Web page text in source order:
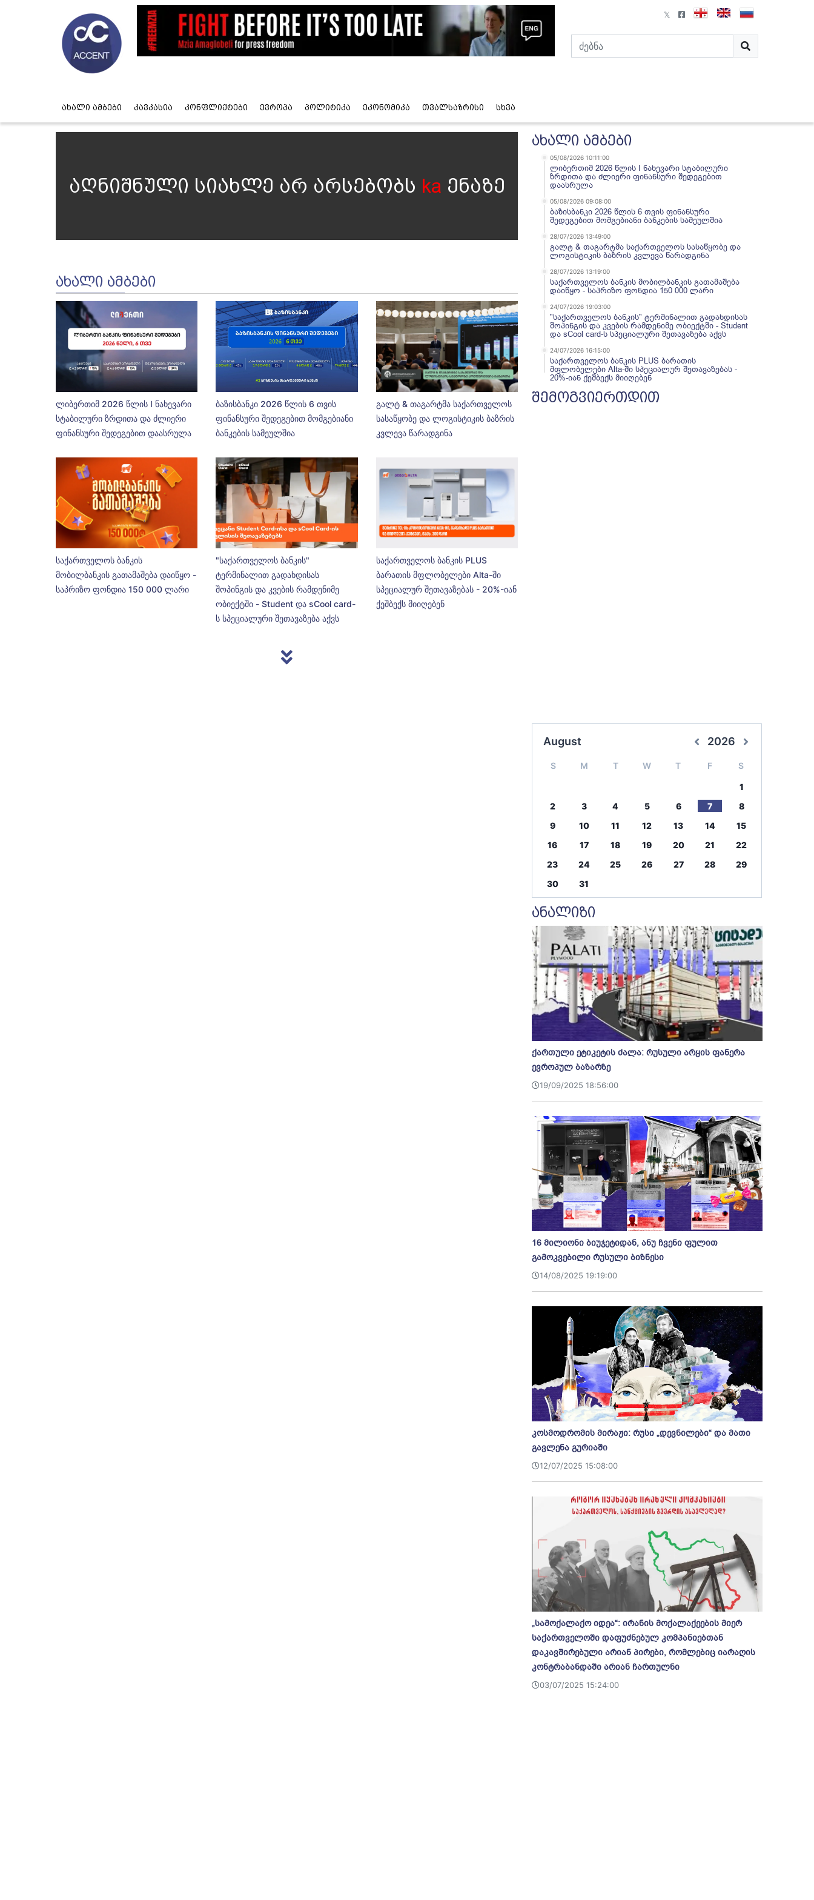
ახალი ამბები კავკასია კონფლიქტები ევროპა პოლიტიკა ეკონომიკა თვალსაზრისი სხვა
აღნიშნული სიახლე არ არსებობს ka ენაზე
ᲐᲮᲐᲚᲘ ᲐᲛᲑᲔᲑᲘ
ლიბერთიმ 2026 წლის I ნახევარი
სტაბილური ზრდითა და ძლიერი
ფინანსური შედეგებით დაასრულა
ბაზისბანკი 2026 წლის 6 თვის
ფინანსური შედეგებით მომგებიანი
ბანკების სამეულშია
გალტ & თაგარტმა საქართველოს
სასაწყობე და ლოგისტიკის ბაზრის
კვლევა წარადგინა
საქართველოს ბანკის
მობილბანკის გათამაშება დაიწყო -
საპრიზო ფონდია 150 000 ლარი
"საქართველოს ბანკის"
ტერმინალით გადახდისას
შოპინგის და კვების რამდენიმე
ობიექტში - Student და sCool card-
ს სპეციალური შეთავაზება აქვს
საქართველოს ბანკის PLUS
ბარათის მფლობელები Alta-ში
სპეციალურ შეთავაზებას - 20%-იან
ქეშბექს მიიღებენ
ახალი ამბები
05/08/2026 10:11:00
ლიბერთიმ 2026 წლის I ნახევარი სტაბილური
ზრდითა და ძლიერი ფინანსური შედეგებით
დაასრულა
05/08/2026 09:08:00
ბაზისბანკი 2026 წლის 6 თვის ფინანსური
შედეგებით მომგებიანი ბანკების სამეულშია
28/07/2026 13:49:00
გალტ & თაგარტმა საქართველოს სასაწყობე და
ლოგისტიკის ბაზრის კვლევა წარადგინა
28/07/2026 13:19:00
საქართველოს ბანკის მობილბანკის გათამაშება
დაიწყო - საპრიზო ფონდია 150 000 ლარი
24/07/2026 19:03:00
"საქართველოს ბანკის" ტერმინალით გადახდისას
შოპინგის და კვების რამდენიმე ობიექტში - Student
და sCool card-ს სპეციალური შეთავაზება აქვს
24/07/2026 16:15:00
საქართველოს ბანკის PLUS ბარათის
მფლობელები Alta-ში სპეციალურ შეთავაზებას -
20%-იან ქეშბექს მიიღებენ
შემოგვიერთდით
August 2026
S M T W T F S
1
2
3 4 5 6 7
8
9
10 11 12 13 14
15
16
17 18 19 20 21
22
23
24 25 26 27 28
29
30
31
ანალიზი
ქართული ეტიკეტის ძალა: რუსული არყის ფანერა
ევროპულ ბაზარზე
19/09/2025 18:56:00
16 მილიონი ბიუჯეტიდან, ანუ ჩვენი ფულით
გამოკვებილი რუსული ბიზნესი
14/08/2025 19:19:00
კოსმოდრომის მირაჟი: რუსი „დევნილები“ და მათი
გავლენა გურიაში
12/07/2025 15:08:00
„სამოქალაქო იდეა“: ირანის მოქალაქეების მიერ
საქართველოში დაფუძნებულ კომპანიებთან
დაკავშირებული არიან პირები, რომლებიც იარაღის
კონტრაბანდაში არიან ჩართულნი
03/07/2025 15:24:00